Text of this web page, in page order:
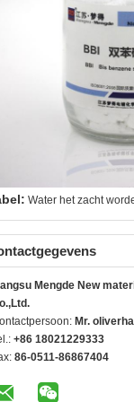
Water het zacht
Mengde New
Mr.
+86 18021229333
86-0511-86867404